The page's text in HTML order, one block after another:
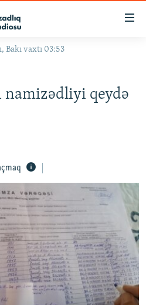
STANDARTLARIMIZ
Bakı vaxtı 03:53
qeydə